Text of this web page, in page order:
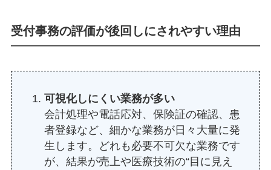
受付事務の評価が後回しにされやすい理由
可視化しにくい業務が多い
会計処理や電話応対、保険証の確認、患
者登録など、細かな業務が日々大量に発
生します。どれも必要不可欠な業務です
が、結果が売上や医療技術の“目に見え